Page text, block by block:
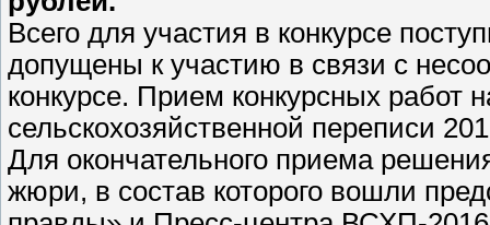
Всего для участия в конкурсе
допущены к участию в связи с
конкурсе. Прием конкурсных работ
сельскохозяйственной переписи
Для окончательного приема
жюри, в состав которого вошли